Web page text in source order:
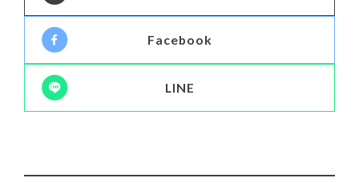
Facebook
LINE